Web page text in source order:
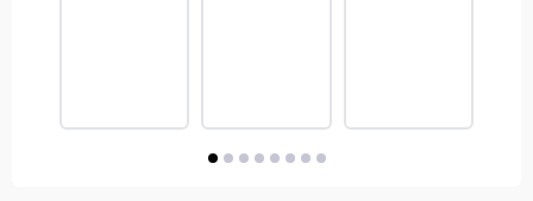
avisavisavisavisavisavisavisavis